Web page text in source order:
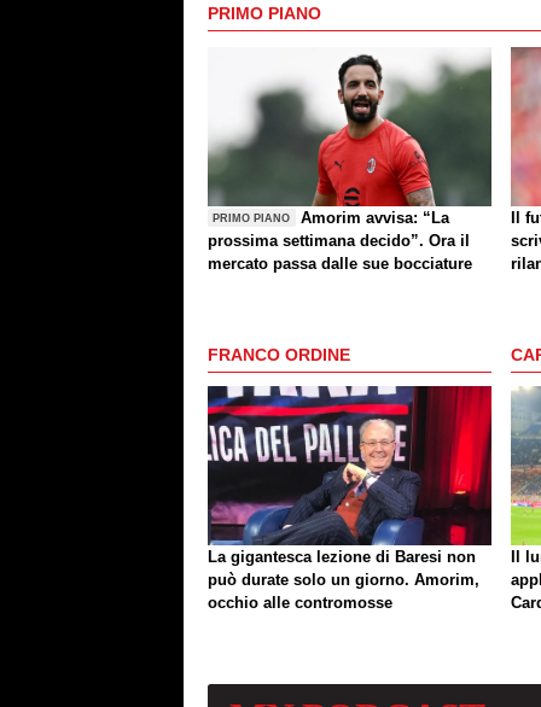
PRIMO PIANO
PRIMO PIANO
Amorim avvisa: “La
prossima settimana decido”. Ora il
mercato passa dalle sue bocciature
Il
FRANCO ORDINE
La gigantesca lezione di Baresi non
può durate solo un giorno. Amorim,
occhio alle contromosse
Il